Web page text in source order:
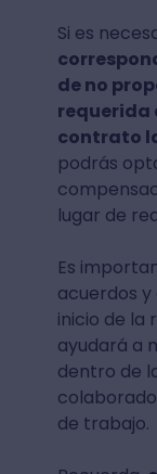
Si es
de no
requerida
contrato
podrás
lugar de
Es
acuerdos
inicio de la
ayudará a
dentro de
de trabajo.